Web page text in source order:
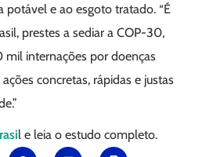
potável e ao esgoto tratado. “É
prestes a sediar a COP-30,
mil internações por doenças
concretas, rápidas e justas
l e leia o estudo completo.